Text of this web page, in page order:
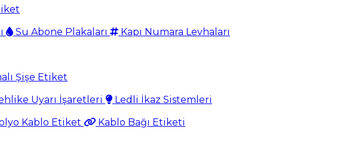
Su Abone Plakaları
Kapı Numara Levhaları
Şişe Etiket
Uyarı İşaretleri
Ledli İkaz Sistemleri
Kablo Etiket Kablo Bağı Etiketi